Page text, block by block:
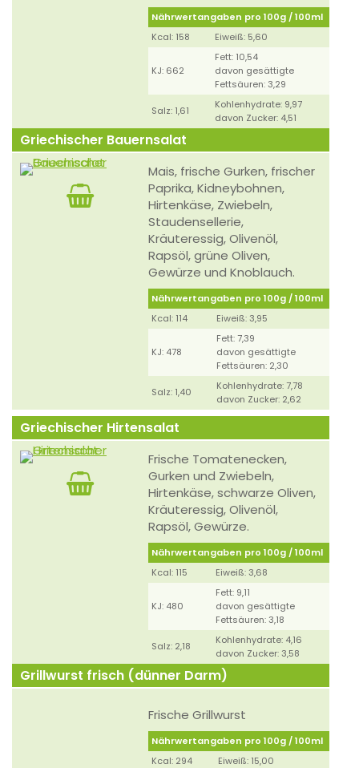
Nährwertangaben pro 100g / 100ml
Kcal: 158
Eiweiß: 5,60
KJ: 662
Fett: 10,54
davon gesättigte
Fettsäuren: 3,29
Salz: 1,61
Kohlenhydrate: 9,97
davon Zucker: 4,51
Griechischer Bauernsalat
Mais, frische Gurken, frischer
Paprika, Kidneybohnen,
Hirtenkäse, Zwiebeln,
Staudensellerie,
Kräuteressig, Olivenöl,
Rapsöl, grüne Oliven,
Gewürze und Knoblauch.
Nährwertangaben pro 100g / 100ml
Kcal: 114
Eiweiß: 3,95
KJ: 478
Fett: 7,39
davon gesättigte
Fettsäuren: 2,30
Salz: 1,40
Kohlenhydrate: 7,78
davon Zucker: 2,62
Griechischer Hirtensalat
Frische Tomatenecken,
Gurken und Zwiebeln,
Hirtenkäse, schwarze Oliven,
Kräuteressig, Olivenöl,
Rapsöl, Gewürze.
Nährwertangaben pro 100g / 100ml
Kcal: 115
Eiweiß: 3,68
KJ: 480
Fett: 9,11
davon gesättigte
Fettsäuren: 3,18
Salz: 2,18
Kohlenhydrate: 4,16
davon Zucker: 3,58
Grillwurst frisch (dünner Darm)
Frische Grillwurst
Nährwertangaben pro 100g / 100ml
Kcal: 294
Eiweiß: 15,00